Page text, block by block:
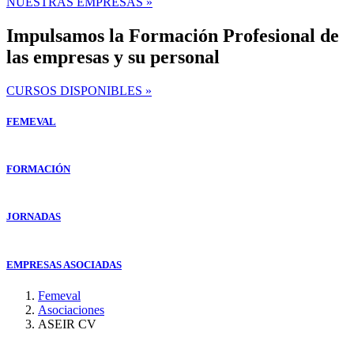
Impulsamos la Formación Profesional de
las empresas y su personal
CURSOS DISPONIBLES »
FEMEVAL
FORMACIÓN
JORNADAS
EMPRESAS ASOCIADAS
Femeval
Asociaciones
ASEIR CV